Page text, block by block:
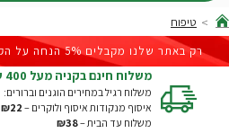
home
טיפוח
רק באתר שלנו מקבלים 5% הנחה על הקנייה הבאה |
משלוח חינם בקניה מעל 400 ש"ח | דרך איפוסט עד 5 ק"ג
משלוח רגיל במחירים הוגנים וברורים:
איסוף מנקודות איסוף ולוקרים – ₪22
משלוח עד הבית –₪38